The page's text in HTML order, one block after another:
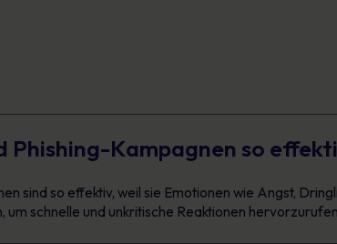
Phishing-Kampagnen so
sind so effektiv, weil sie Emotionen wie Angst,
um schnelle und unkritische Reaktionen